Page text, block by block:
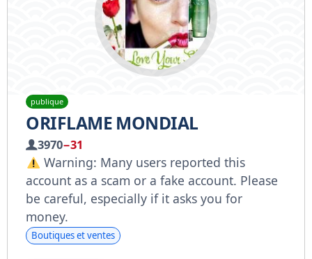
publique
ORIFLAME MONDIAL
3970−31
Warning: Many users reported this
account as a scam or a fake account. Please
be careful, especially if it asks you for
money.
Boutiques et ventes